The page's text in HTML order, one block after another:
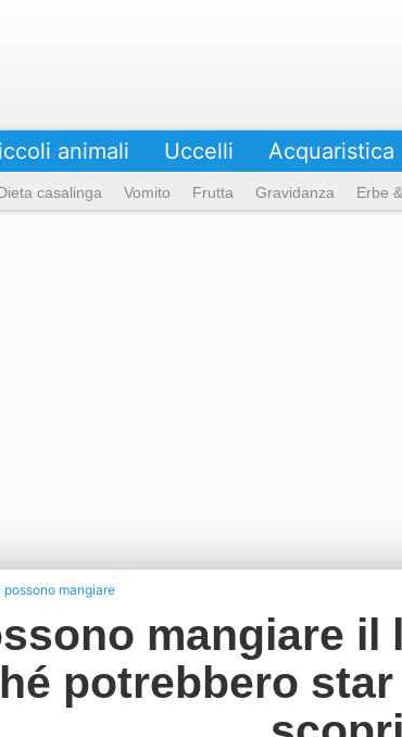
casalinga Vomito Frutta Gravidanza Erbe
animali Uccelli Acquaristica
mangiare
mangiare il
potrebbero